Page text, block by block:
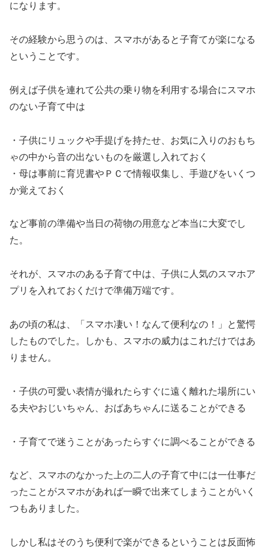
になります。
その経験から思うのは、スマホがあると子育てが楽になる
ということです。
例えば子供を連れて公共の乗り物を利用する場合にスマホ
のない子育て中は
・子供にリュックや手提げを持たせ、お気に入りのおもち
ゃの中から音の出ないものを厳選し入れておく
・母は事前に育児書やＰＣで情報収集し、手遊びをいくつ
か覚えておく
など事前の準備や当日の荷物の用意など本当に大変でし
た。
それが、スマホのある子育て中は、子供に人気のスマホア
プリを入れておくだけで準備万端です。
あの頃の私は、「スマホ凄い！なんて便利なの！」と驚愕
したものでした。しかも、スマホの威力はこれだけではあ
りません。
・子供の可愛い表情が撮れたらすぐに遠く離れた場所にい
る夫やおじいちゃん、おばあちゃんに送ることができる
・子育てで迷うことがあったらすぐに調べることができる
など、スマホのなかった上の二人の子育て中には一仕事だ
ったことがスマホがあれば一瞬で出来てしまうことがいく
つもありました。
しかし私はそのうち便利で楽ができるということは反面怖